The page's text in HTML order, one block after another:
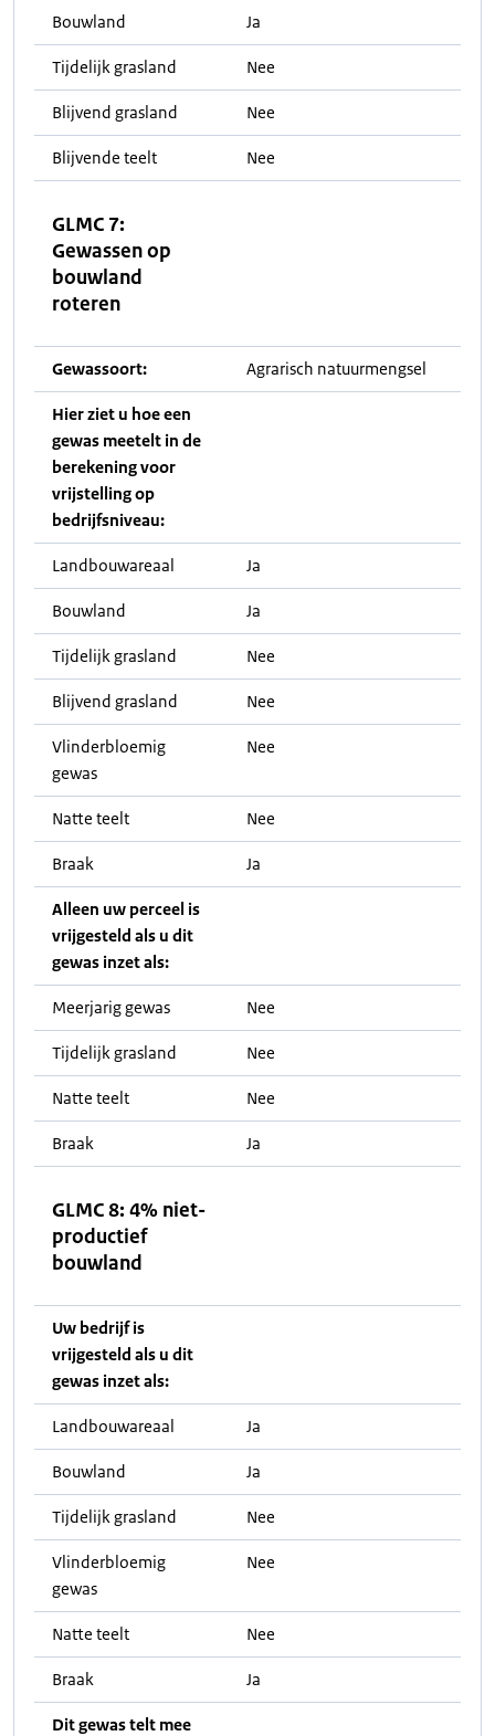
Bouwland Ja
Tijdelijk grasland Nee
Blijvend grasland Nee
Blijvende teelt Nee
GLMC 7:
Gewassen op
bouwland
roteren
Gewassoort: Agrarisch natuurmengsel
Hier ziet u hoe een
gewas meetelt in de
berekening voor
vrijstelling op
bedrijfsniveau:
Landbouwareaal Ja
Bouwland Ja
Tijdelijk grasland Nee
Blijvend grasland Nee
Vlinderbloemig
gewas
Nee
Natte teelt Nee
Braak Ja
Alleen uw perceel is
vrijgesteld als u dit
gewas inzet als:
Meerjarig gewas Nee
Tijdelijk grasland Nee
Natte teelt Nee
Braak Ja
GLMC 8: 4% niet-
productief
bouwland
Uw bedrijf is
vrijgesteld als u dit
gewas inzet als:
Landbouwareaal Ja
Bouwland Ja
Tijdelijk grasland Nee
Vlinderbloemig
gewas
Nee
Natte teelt Nee
Braak Ja
Dit gewas telt mee